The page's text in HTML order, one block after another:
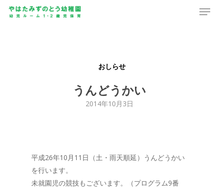
Skip
おしらせ
うんどうかい
2014年10月3日
平成26年10月11日（土・雨天順延）うんどうかい
を行います。
未就園児の競技もございます。（プログラム9番